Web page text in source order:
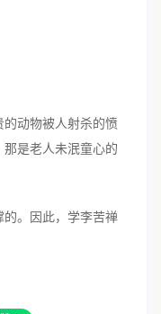
动物被人射杀的愤
是老人未泯童心的
。因此，学李苦禅